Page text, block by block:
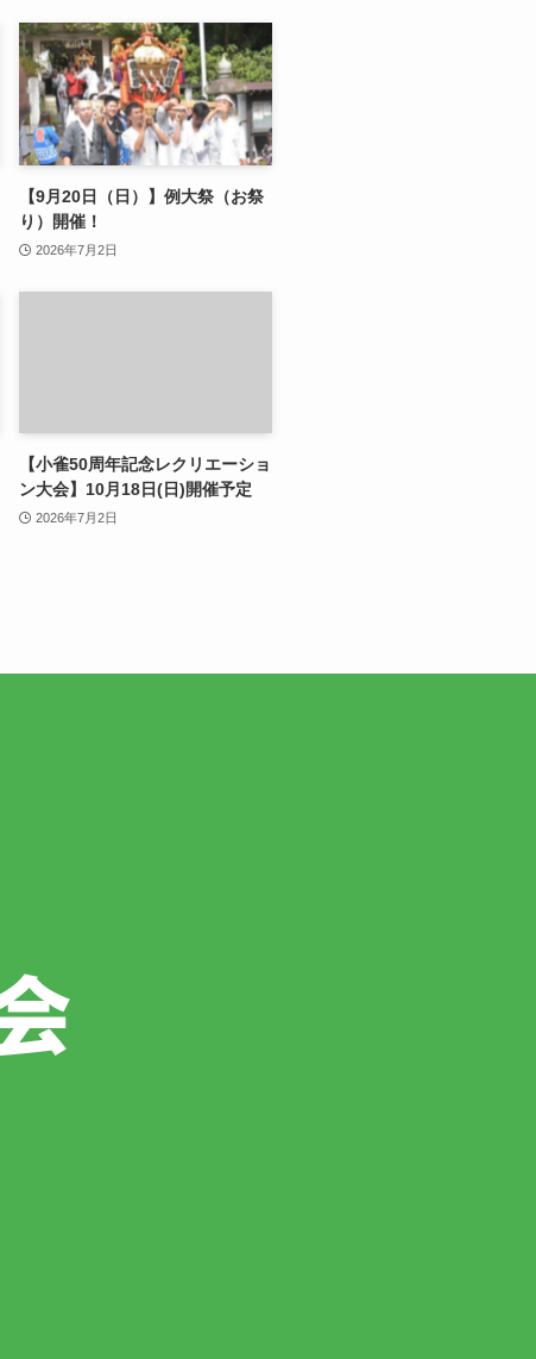
【9月20日（日）】例大祭（お祭
り）開催！
2026年7月2日
【小雀50周年記念レクリエーショ
ン大会】10月18日(日)開催予定
2026年7月2日